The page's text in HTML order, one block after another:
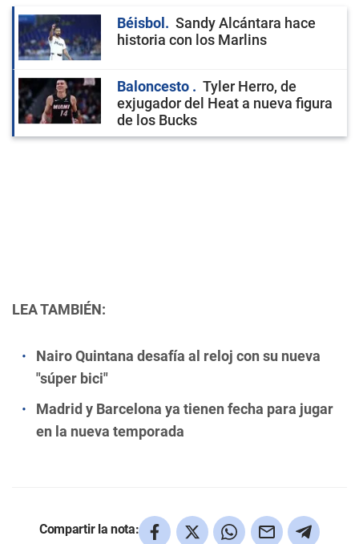
Béisbol
Sandy Alcántara hace
historia con los Marlins
Baloncesto
Tyler Herro, de
exjugador del Heat a nueva figura
de los Bucks
LEA TAMBIÉN:
Nairo Quintana desafía al reloj con su nueva
"súper bici"
Madrid y Barcelona ya tienen fecha para jugar
en la nueva temporada
Compartir la nota: